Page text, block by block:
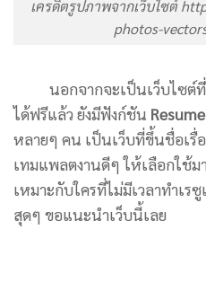
เครดิตรูปภาพจากเว็บไซต์
photos-
นอกจากจะเป็นเว็บไซต์ที่
ได้ฟรีแล้ว ยังมีฟังก์ชัน
หลายๆ คน เป็นเว็บที่ขึ้นชื่อเรื่
เทมแพลตงานดีๆ ให้เลือกใช้ม
เหมาะกับใครที่ไม่มีเวลาทำเร
สุดๆ ขอแนะนำเว็บนี้เลย